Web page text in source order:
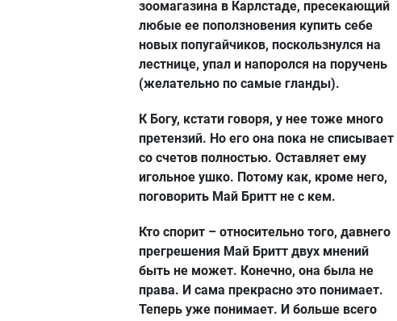
зоомагазина в Карлстаде, пресекающий
любые ее поползновения купить себе
новых попугайчиков, поскользнулся на
лестнице, упал и напоролся на поручень
(желательно по самые гланды).
К Богу, кстати говоря, у нее тоже много
претензий. Но его она пока не списывает
со счетов полностью. Оставляет ему
игольное ушко. Потому как, кроме него,
поговорить Май Бритт не с кем.
Кто спорит – относительно того, давнего
прегрешения Май Бритт двух мнений
быть не может. Конечно, она была не
права. И сама прекрасно это понимает.
Теперь уже понимает. И больше всего